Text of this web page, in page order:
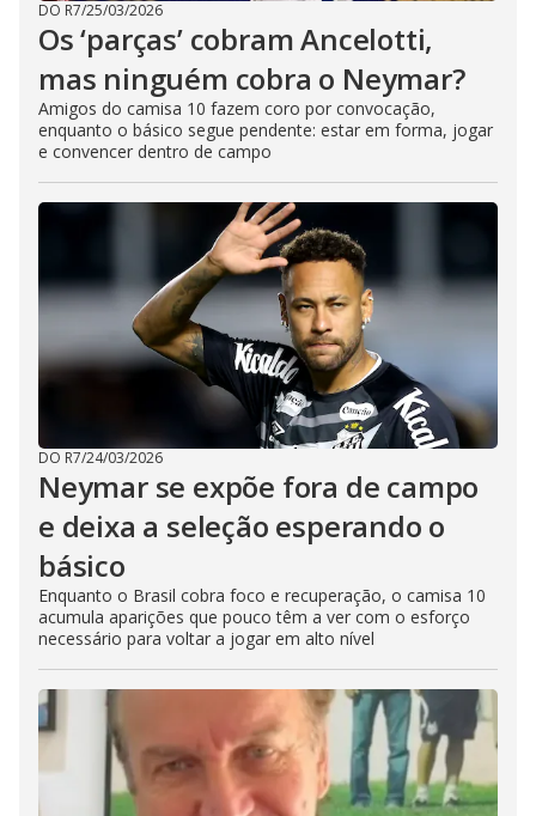
DO R7/25/03/2026
Os ‘parças’ cobram Ancelotti,
mas ninguém cobra o Neymar?
Amigos do camisa 10 fazem coro por convocação,
enquanto o básico segue pendente: estar em forma, jogar
e convencer dentro de campo
DO R7/24/03/2026
Neymar se expõe fora de campo
e deixa a seleção esperando o
básico
Enquanto o Brasil cobra foco e recuperação, o camisa 10
acumula aparições que pouco têm a ver com o esforço
necessário para voltar a jogar em alto nível